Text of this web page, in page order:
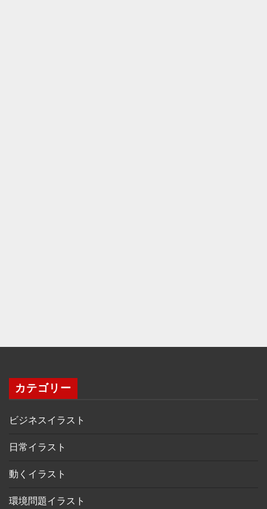
カテゴリー
ビジネスイラスト
日常イラスト
動くイラスト
環境問題イラスト